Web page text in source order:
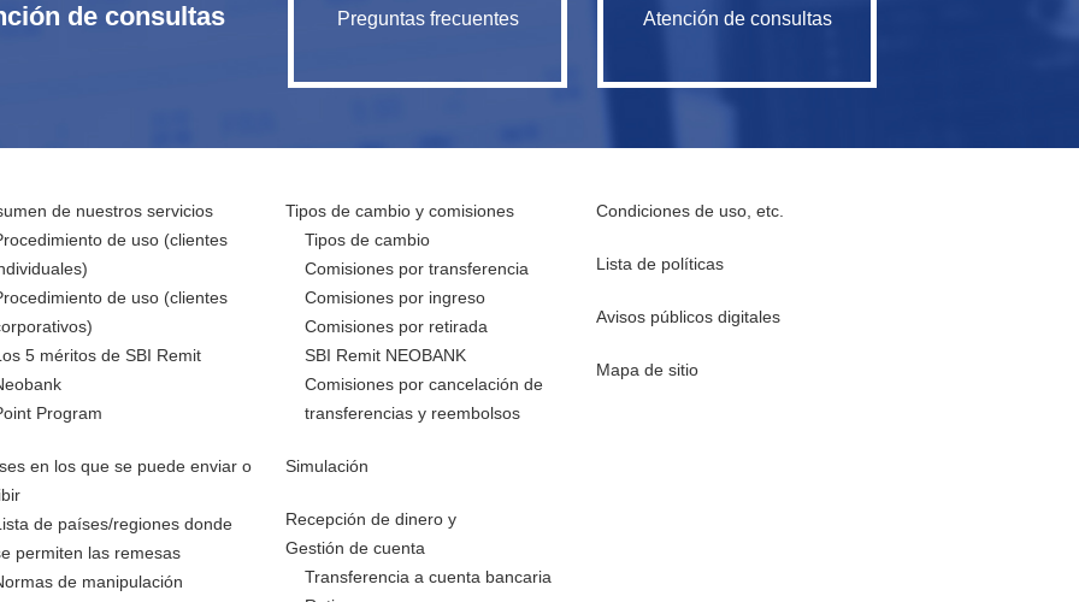
de consultas Preguntas frecuentes Atención de consultas
de nuestros servicios
de uso (clientes
de uso (clientes
5 méritos de SBI Remit
Program
en los que se puede enviar o
de países/regiones donde
permiten las remesas
de manipulación
Tipos de cambio y comisiones
Tipos de cambio
Comisiones por transferencia
Comisiones por ingreso
Comisiones por retirada
SBI Remit NEOBANK
Comisiones por cancelación de
transferencias y reembolsos
Simulación
Recepción de dinero y
Gestión de cuenta
Transferencia a cuenta bancaria
Condiciones de uso, etc.
Lista de políticas
Avisos públicos digitales
Mapa de sitio